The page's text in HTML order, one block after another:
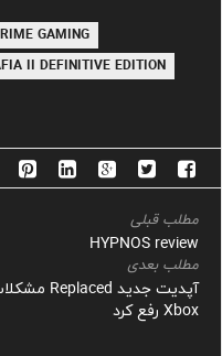
GAMING
II DEFINITIVE EDITION
مطلب قبلی
HYPNOS review
مطلب بعدی
Xbox رفع کرد